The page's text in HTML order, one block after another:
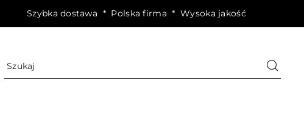
Szybka dostawa * Polska firma * Wysoka jakość